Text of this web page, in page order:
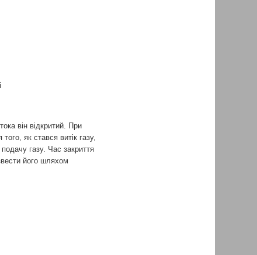
він відкритий. При
як стався витік газу,
газу. Час закриття
його шляхом